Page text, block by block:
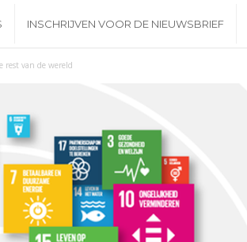
INSCHRIJVEN VOOR DE NIEUWSBRIEF
rest van de wereld